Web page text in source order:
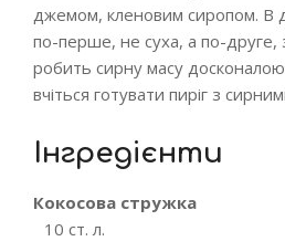
джемом, кленовим сиропом. В
по-перше, не суха, а по-друге,
робить сирну масу досконалою.
вчіться готувати пиріг з
Інгредієнти
Кокосова стружка
10 ст. л.